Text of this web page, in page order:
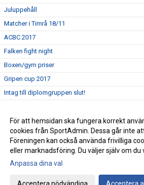
Juluppehåll
Matcher i Timrå 18/11
ACBC 2017
Falken fight night
Boxen/gym priser
Gripen cup 2017
Intag till diplomgruppen slut!
Introveckan pågår för fullt
Uppstart av träning för 50+
Gå till Webbversion
För att hemsidan ska fungera korrekt
cookies från SportAdmin. Dessa går inte
Föreningen kan också använda frivilliga
eller marknadsföring. Du väljer själv om du
Anpassa dina val